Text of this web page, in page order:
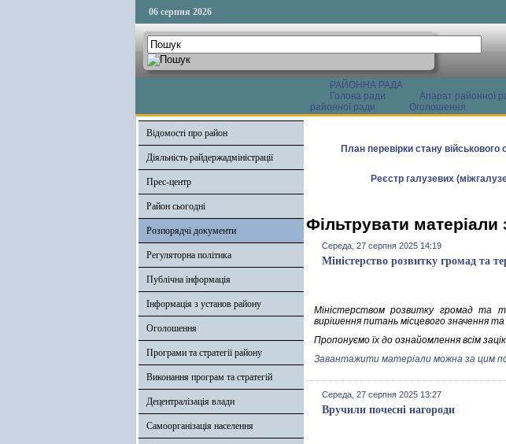
06 серпня 2026
РАЙОННА РАДА
Голова ради
Апарат районної
районної ради
Оголошення
Відомості про район
Діяльність райдержадміністрації
Прес-центр
Район сьогодні
Розпорядчі документи
Регуляторна політика
Публічна інформація
Інформація з установ району
Оголошення
Програми та стратегії району
Виконання програм та стратегій
Децентралізація влади
Самоорганізація населення
План перевірки стану
Реєстр галузевих
Фільтрувати
Середа, 27 серпня 2025 14:19
Міністерство розвитку громад та
Міністерством розвитку громад та
вирішення питань місцевого значення та
Пропонуємо їх до ознайомлення всім
Завантажити матеріали можна за цим
Середа, 27 серпня 2025 13:27
Вручили почесні нагороди